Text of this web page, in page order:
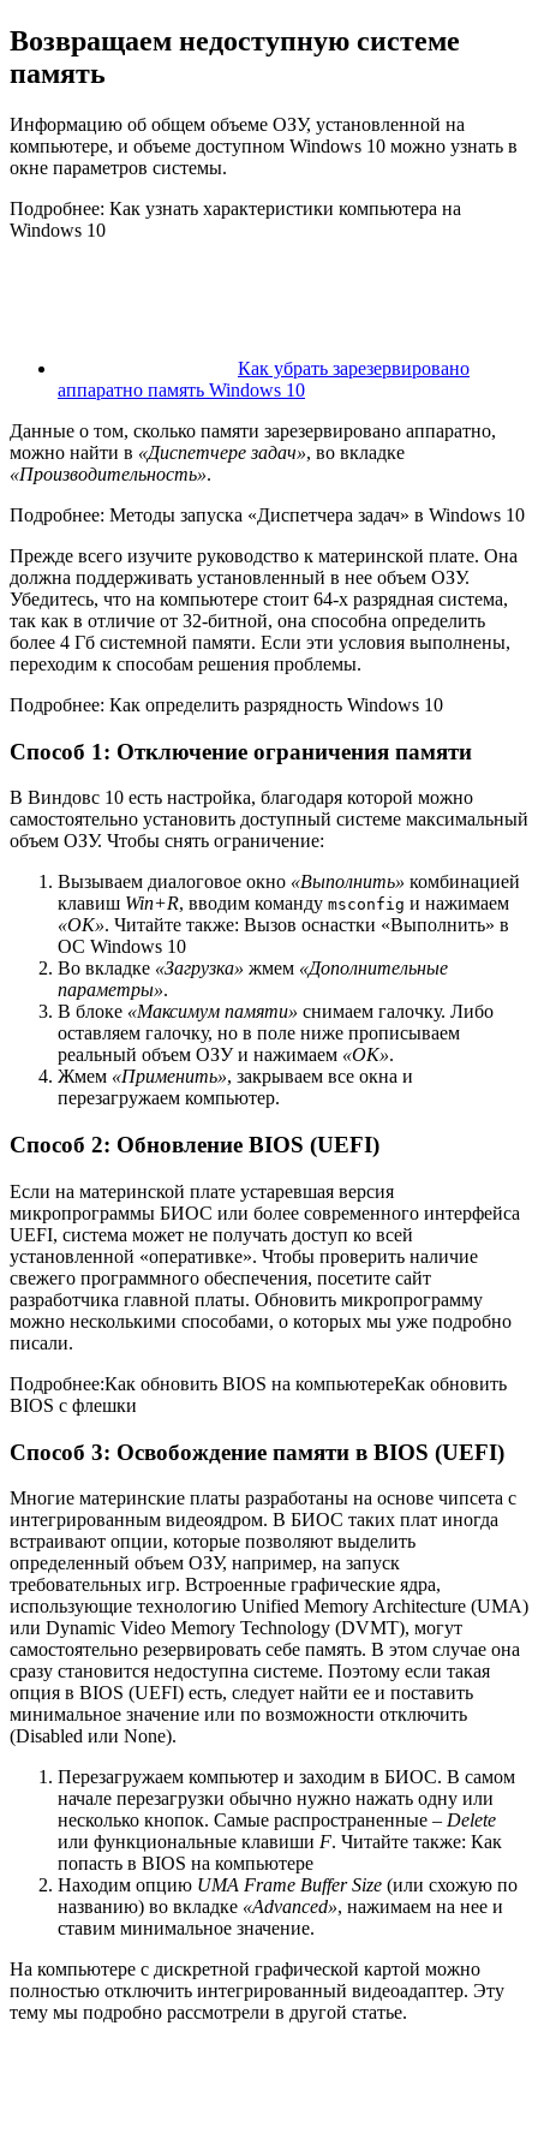
Возвращаем недоступную системе
память
Информацию об общем объеме ОЗУ, установленной на
компьютере, и объеме доступном Windows 10 можно узнать в
окне параметров системы.
Подробнее: Как узнать характеристики компьютера на
Windows 10
Как убрать зарезервировано
аппаратно память Windows 10
Данные о том, сколько памяти зарезервировано аппаратно,
можно найти в «Диспетчере задач», во вкладке
«Производительность».
Подробнее: Методы запуска «Диспетчера задач» в Windows 10
Прежде всего изучите руководство к материнской плате. Она
должна поддерживать установленный в нее объем ОЗУ.
Убедитесь, что на компьютере стоит 64-х разрядная система,
так как в отличие от 32-битной, она способна определить
более 4 Гб системной памяти. Если эти условия выполнены,
переходим к способам решения проблемы.
Подробнее: Как определить разрядность Windows 10
Способ 1: Отключение ограничения памяти
В Виндовс 10 есть настройка, благодаря которой можно
самостоятельно установить доступный системе максимальный
объем ОЗУ. Чтобы снять ограничение:
Вызываем диалоговое окно «Выполнить» комбинацией
клавиш Win+R, вводим команду msconfig и нажимаем
«OK». Читайте также: Вызов оснастки «Выполнить» в
ОС Windows 10
Во вкладке «Загрузка» жмем «Дополнительные
параметры».
В блоке «Максимум памяти» снимаем галочку. Либо
оставляем галочку, но в поле ниже прописываем
реальный объем ОЗУ и нажимаем «OK».
Жмем «Применить», закрываем все окна и
перезагружаем компьютер.
Способ 2: Обновление BIOS (UEFI)
Если на материнской плате устаревшая версия
микропрограммы БИОС или более современного интерфейса
UEFI, система может не получать доступ ко всей
установленной «оперативке». Чтобы проверить наличие
свежего программного обеспечения, посетите сайт
разработчика главной платы. Обновить микропрограмму
можно несколькими способами, о которых мы уже подробно
писали.
Подробнее:Как обновить BIOS на компьютереКак обновить
BIOS с флешки
Способ 3: Освобождение памяти в BIOS (UEFI)
Многие материнские платы разработаны на основе чипсета с
интегрированным видеоядром. В БИОС таких плат иногда
встраивают опции, которые позволяют выделить
определенный объем ОЗУ, например, на запуск
требовательных игр. Встроенные графические ядра,
использующие технологию Unified Memory Architecture (UMA)
или Dynamic Video Memory Technology (DVMT), могут
самостоятельно резервировать себе память. В этом случае она
сразу становится недоступна системе. Поэтому если такая
опция в BIOS (UEFI) есть, следует найти ее и поставить
минимальное значение или по возможности отключить
(Disabled или None).
Перезагружаем компьютер и заходим в БИОС. В самом
начале перезагрузки обычно нужно нажать одну или
несколько кнопок. Самые распространенные – Delete
или функциональные клавиши F. Читайте также: Как
попасть в BIOS на компьютере
Находим опцию UMA Frame Buffer Size (или схожую по
названию) во вкладке «Advanced», нажимаем на нее и
ставим минимальное значение.
На компьютере с дискретной графической картой можно
полностью отключить интегрированный видеоадаптер. Эту
тему мы подробно рассмотрели в другой статье.